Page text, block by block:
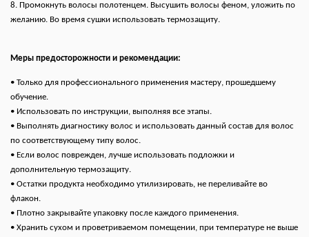
8. Промокнуть волосы полотенцем. Высушить волосы феном, уложить по
желанию. Во время сушки использовать термозащиту.
Меры предосторожности и рекомендации:
• Только для профессионального применения мастеру, прошедшему
обучение.
• Использовать по инструкции, выполняя все этапы.
• Выполнять диагностику волос и использовать данный состав для волос
по соответствующему типу волос.
• Если волос поврежден, лучше использовать подложки и
дополнительную термозащиту.
• Остатки продукта необходимо утилизировать, не переливайте во
флакон.
• Плотно закрывайте упаковку после каждого применения.
• Хранить сухом и проветриваемом помещении, при температуре не выше